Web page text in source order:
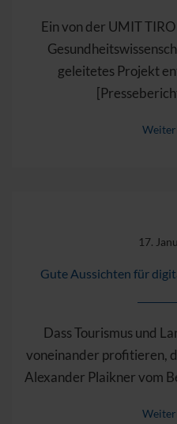
Ein von der UMIT
geleitetes Projekt
17.
Gute Aussichten für
Dass Tourismus und
voneinander profitieren,
Alexander Plaikner vom